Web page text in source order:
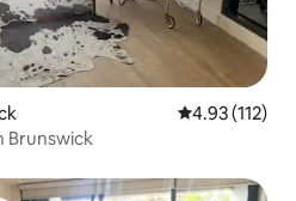
Calificación
4.93 (112)
Brunswick